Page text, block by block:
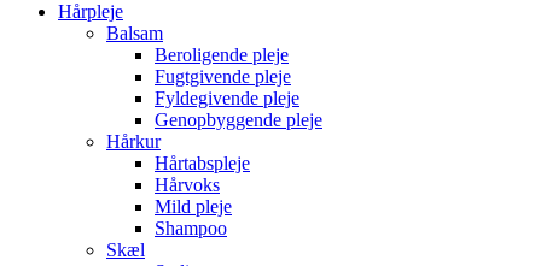
Hårpleje
Balsam
Beroligende pleje
Fugtgivende pleje
Fyldegivende pleje
Genopbyggende pleje
Hårkur
Hårtabspleje
Hårvoks
Mild pleje
Shampoo
Skæl